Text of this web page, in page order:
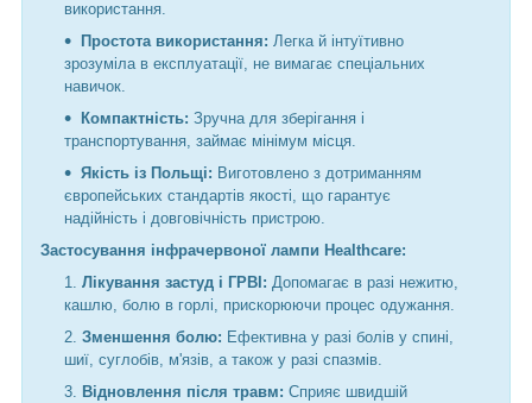
використання.
Простота використання: Легка й інтуїтивно
зрозуміла в експлуатації, не вимагає спеціальних
навичок.
Компактність: Зручна для зберігання і
транспортування, займає мінімум місця.
Якість із Польщі: Виготовлено з дотриманням
європейських стандартів якості, що гарантує
надійність і довговічність пристрою.
Застосування інфрачервоної лампи Healthcare:
Лікування застуд і ГРВІ: Допомагає в разі нежитю,
кашлю, болю в горлі, прискорюючи процес одужання.
Зменшення болю: Ефективна у разі болів у спині,
шиї, суглобів, м'язів, а також у разі спазмів.
Відновлення після травм: Сприяє швидшій